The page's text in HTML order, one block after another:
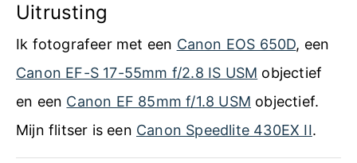
Uitrusting
Ik fotografeer met een Canon EOS 650D, een
Canon EF-S 17-55mm f/2.8 IS USM objectief
en een Canon EF 85mm f/1.8 USM objectief.
Mijn flitser is een Canon Speedlite 430EX II.